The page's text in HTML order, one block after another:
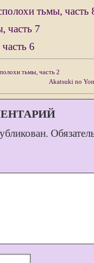
тьмы, часть
часть 7
6
тьмы, часть 2
Akatsuki no